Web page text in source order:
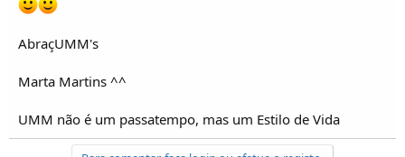
AbraçUMM's
Marta Martins ^^
UMM não é um passatempo, mas um Estilo de Vida